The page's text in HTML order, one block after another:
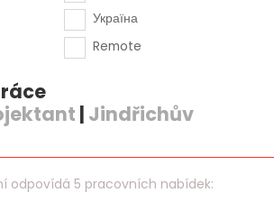
Україна
Remote
| Jindřichův
odpovídá 5 pracovních nabídek: